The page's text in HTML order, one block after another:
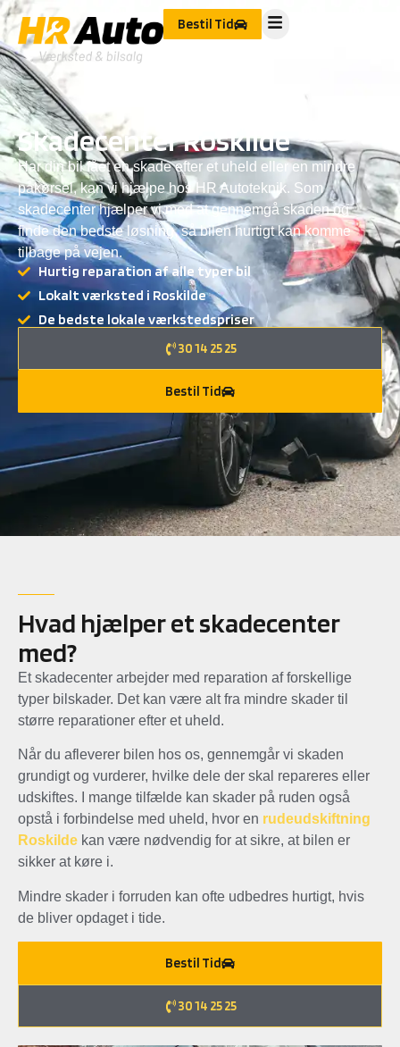
Bestil Tid
Skadecenter Roskilde
Har din bil fået en skade efter et uheld eller en mindre
påkørsel, kan vi hjælpe hos HR Autoteknik. Som
skadecenterhjælper vi med at gennemgå skaden og
finde den bedste løsning, så bilen hurtigt kan komme
tilbage på vejen.
Hurtig reparation af alle typer bil
Lokalt værksted i Roskilde
De bedste lokale værkstedspriser
30 14 25 25
Bestil Tid
Hvad hjælper et skadecenter
med?
Et skadecenter arbejder med reparation af forskellige
typer bilskader. Det kan være alt fra mindre skader til
større reparationer efter et uheld.
Når du afleverer bilen hos os, gennemgår vi skaden
grundigt og vurderer, hvilke dele der skal repareres eller
udskiftes. I mange tilfælde kan skader på ruden også
opstå i forbindelse med uheld, hvor en rudeudskiftning
Roskilde kan være nødvendig for at sikre, at bilen er
sikker at køre i.
Mindre skader i forruden kan ofte udbedres hurtigt, hvis
de bliver opdaget i tide.
Bestil Tid
30 14 25 25